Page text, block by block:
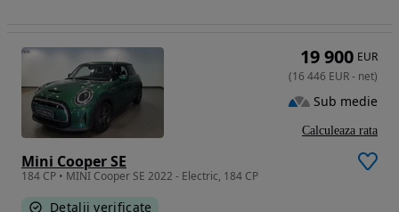
Mini Cooper SE
184 CP • MINI Cooper SE 2022 - Electric, 184 CP
Detalii verificate
19 900 EUR
(16 446 EUR- net)
Sub medie
Calculeaza rata